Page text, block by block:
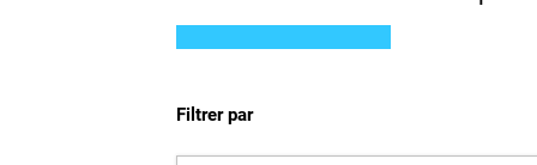
Filtrer par